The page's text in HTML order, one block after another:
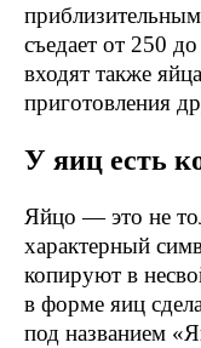
съедает от 250
входят также
приготовления
У яиц есть
Яйцо — это не
характерный
копируют в
в форме яиц
под названием